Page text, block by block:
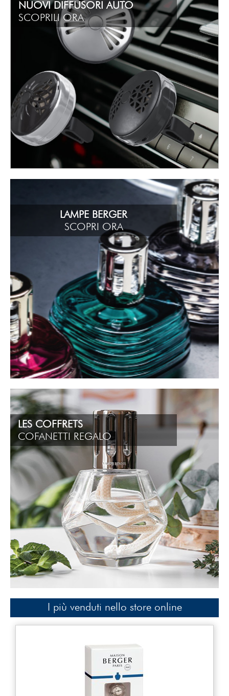
NUOVI DIFFUSORI AUTO
SCOPRILI ORA
LAMPE BERGER
SCOPRI ORA
LES COFFRETS
COFANETTI REGALO
I più venduti nello store online